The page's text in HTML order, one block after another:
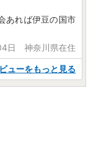
あれば伊豆の国市
日 神奈川県在住
ューをもっと見る